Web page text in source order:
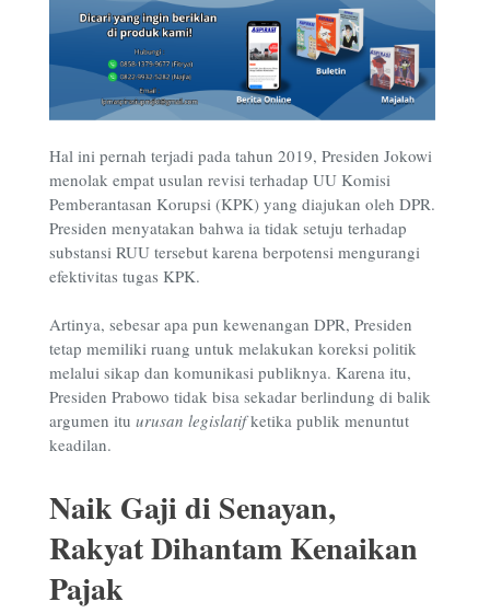
Hal ini pernah terjadi pada tahun 2019, Presiden Jokowi
menolak empat usulan revisi terhadap UU Komisi
Pemberantasan Korupsi (KPK) yang diajukan oleh DPR.
Presiden menyatakan bahwa ia tidak setuju terhadap
substansi RUU tersebut karena berpotensi mengurangi
efektivitas tugas KPK.
Artinya, sebesar apa pun kewenangan DPR, Presiden
tetap memiliki ruang untuk melakukan koreksi politik
melalui sikap dan komunikasi publiknya. Karena itu,
Presiden Prabowo tidak bisa sekadar berlindung di balik
argumen itu urusan legislatifketika publik menuntut
keadilan.
Naik Gaji di Senayan,
Rakyat Dihantam Kenaikan
Pajak